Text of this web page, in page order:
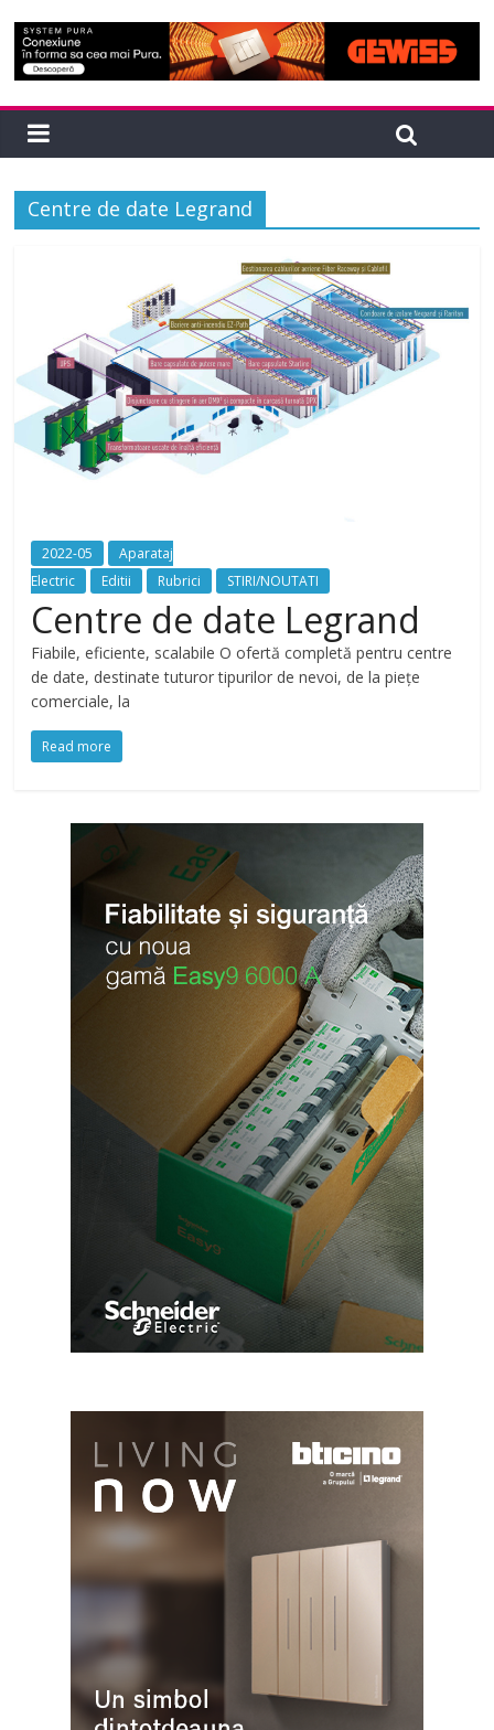
Centre de date Legrand
2022-05
Aparataj
Electric
Editii Rubrici STIRI/NOUTATI
Centre de date Legrand
Fiabile, eficiente, scalabile O ofertă completă pentru centre
de date, destinate tuturor tipurilor de nevoi, de la piețe
comerciale, la
Read more